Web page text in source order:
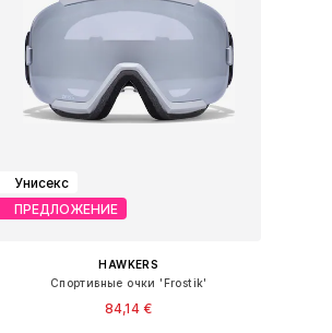
Унисекс
ПРЕДЛОЖЕНИЕ
HAWKERS
Спортивные очки 'Frostik'
84,14 €